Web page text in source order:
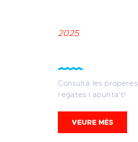
2025
Consulta les properes
regates i apunta't!
VEURE MÉS